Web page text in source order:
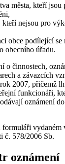
města, kteří
kteří nejsou pro
obce podílející
obecního úřadu.
o činnostech,
a závazcích
2007, přičemž
funkcionáři,
oznámení
formuláři vydaném
č. 578/2006 Sb.
oznámení